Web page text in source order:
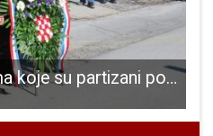
Odana počast civilima koje su partizani pobili u travnju 1945. kada su ušli u Gospić